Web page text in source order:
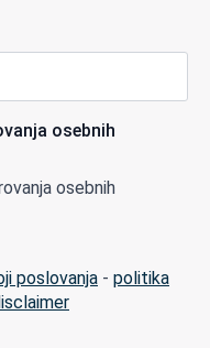
osebnih
osebnih
poslovanja - politika